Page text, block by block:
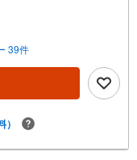
来に起こるであろうご
案「ミラカレクラ
麗にかつ瀟洒にさせる
。・ 購入者様へ、税
をご招待いたします。
お伝えください。（も
がございますのでご容
すがご一報ください。
39件
）